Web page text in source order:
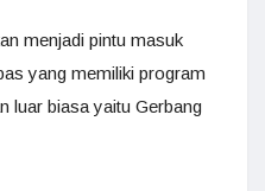
menjadi pintu masuk
yang memiliki program
luar biasa yaitu Gerbang